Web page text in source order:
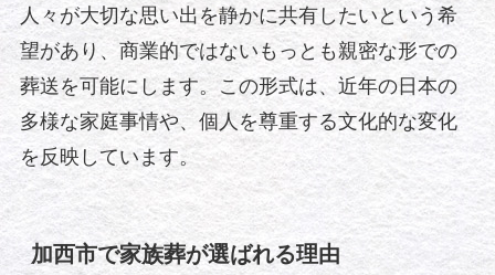
人々が大切な思い出を静かに共有したいという希
望があり、商業的ではないもっとも親密な形での
葬送を可能にします。この形式は、近年の日本の
多様な家庭事情や、個人を尊重する文化的な変化
を反映しています。
加西市で家族葬が選ばれる理由